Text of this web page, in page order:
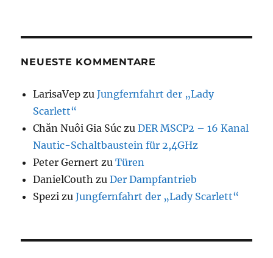
NEUESTE KOMMENTARE
LarisaVep zuJungfernfahrt der „Lady
Scarlett“
Chăn Nuôi Gia Súc zuDER MSCP2 – 16 Kanal
Nautic-Schaltbaustein für 2,4GHz
Peter Gernert zuTüren
DanielCouth zuDer Dampfantrieb
Spezi zuJungfernfahrt der „Lady Scarlett“